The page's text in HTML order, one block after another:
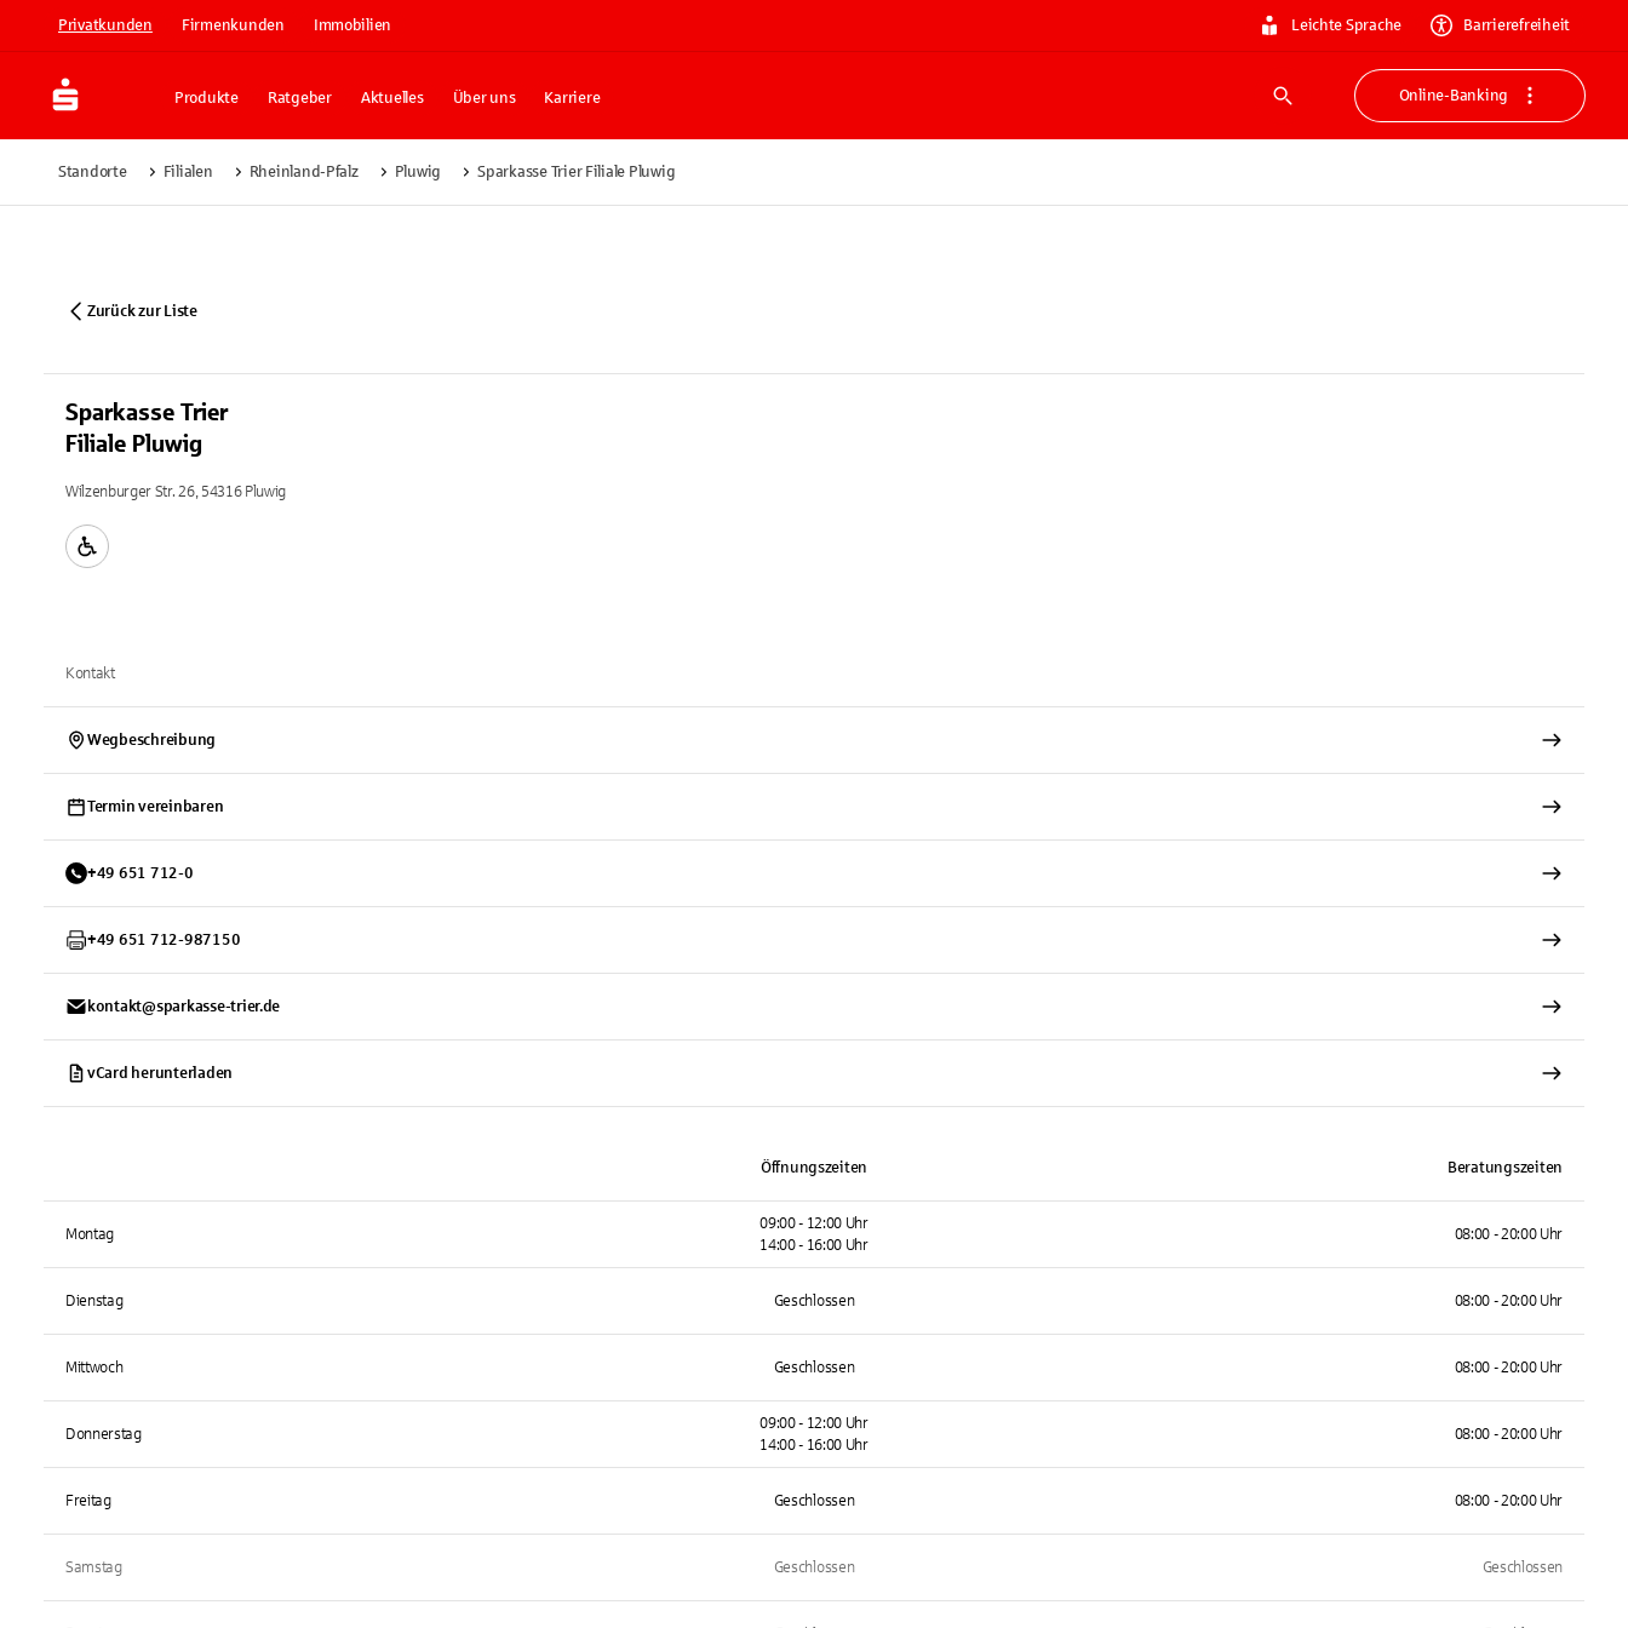
Privatkunden Firmenkunden Immobilien Leichte Sprache Barrierefreiheit
Produkte Ratgeber Aktuelles Über uns Karriere
Suche
Online-Banking
Standorte Filialen Rheinland-Pfalz Pluwig Sparkasse Trier Filiale Pluwig
Zurück zur Liste
Sparkasse Trier
Filiale Pluwig
Wilzenburger Str. 26, 54316 Pluwig
Kontakt
Wegbeschreibung
Termin vereinbaren
+49 651 712-0
+49 651 712-987150
kontakt@sparkasse-trier.de
vCard herunterladen
Öffnungszeiten Beratungszeiten
Montag
09:00 - 12:00 Uhr
14:00 - 16:00 Uhr
08:00 - 20:00 Uhr
Dienstag Geschlossen 08:00 - 20:00 Uhr
Mittwoch Geschlossen 08:00 - 20:00 Uhr
Donnerstag
09:00 - 12:00 Uhr
14:00 - 16:00 Uhr
08:00 - 20:00 Uhr
Freitag Geschlossen 08:00 - 20:00 Uhr
Samstag Geschlossen Geschlossen